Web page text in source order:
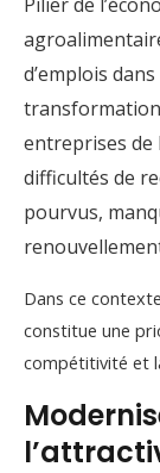
Pilier de
d’emplois
entreprises de
difficultés de
pourvus,
Dans ce
constitue une
compétitivité et